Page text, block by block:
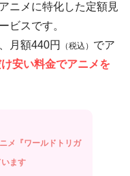
ニメに特化した定額見
ビスです。
月額440円
（税込） でア
安い料金でアニメを
メ『ワールドトリガ
ます